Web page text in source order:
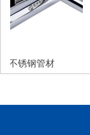
钢管材